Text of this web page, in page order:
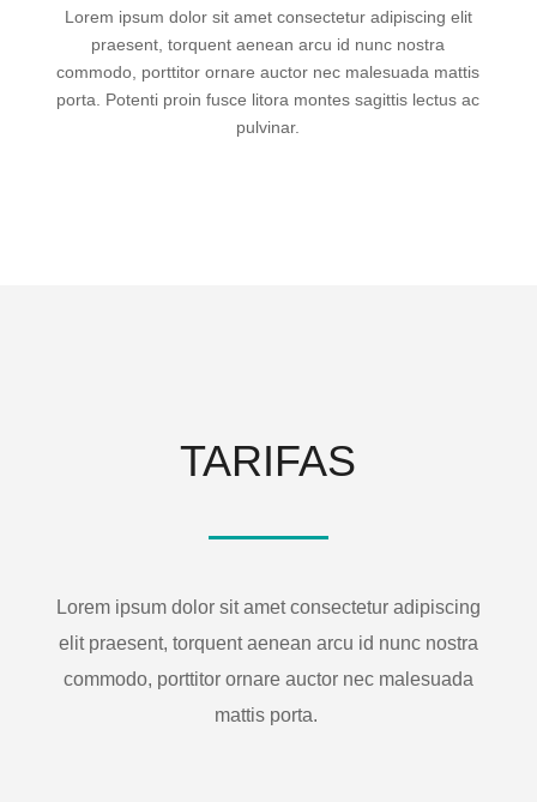
Lorem ipsum dolor sit amet consectetur adipiscing elit
praesent, torquent aenean arcu id nunc nostra
commodo, porttitor ornare auctor nec malesuada mattis
porta. Potenti proin fusce litora montes sagittis lectus ac
pulvinar.
TARIFAS
Lorem ipsum dolor sit amet consectetur adipiscing
elit praesent, torquent aenean arcu id nunc nostra
commodo, porttitor ornare auctor nec malesuada
mattis porta.